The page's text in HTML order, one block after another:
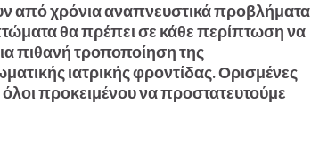
από χρόνια αναπνευστικά προβλήματα
θα πρέπει σε κάθε περίπτωση να
πιθανή τροποποίηση της
ιατρικής φροντίδας. Ορισμένες
προκειμένου να προστατευτούμε